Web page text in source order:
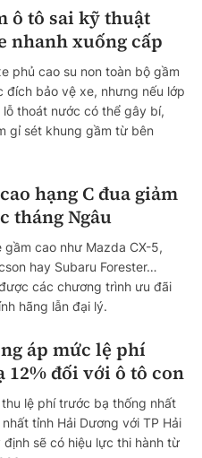
ô tô sai kỹ thuật
nhanh xuống cấp
phủ cao su non toàn bộ gầm
đích bảo vệ xe, nhưng nếu lớp
lỗ thoát nước có thể gây bí,
gỉ sét khung gầm từ bên
hạng C đua giảm
tháng Ngâu
gầm cao như Mazda CX-5,
hay Subaru Forester…
các chương trình ưu đãi
hãng lẫn đại lý.
áp mức lệ phí
12% đối với ô tô con
lệ phí trước bạ thống nhất
tỉnh Hải Dương với TP Hải
định sẽ có hiệu lực thi hành từ